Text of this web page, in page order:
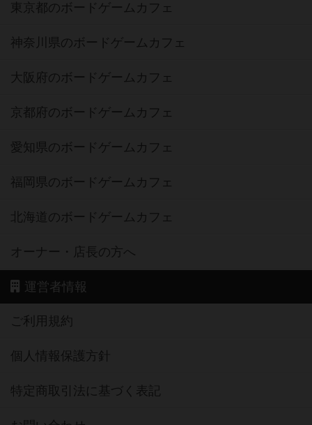
東京都のボードゲームカフェ
神奈川県のボードゲームカフェ
大阪府のボードゲームカフェ
京都府のボードゲームカフェ
愛知県のボードゲームカフェ
福岡県のボードゲームカフェ
北海道のボードゲームカフェ
オーナー・店長の方へ
運営者情報
ご利用規約
個人情報保護方針
特定商取引法に基づく表記